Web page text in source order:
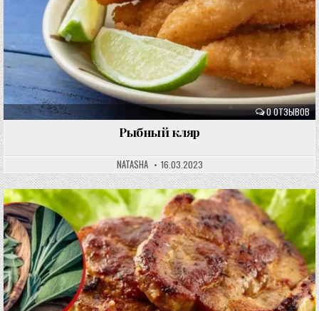
0 ОТЗЫВОВ
Рыбный кляр
NATASHA 16.03.2023